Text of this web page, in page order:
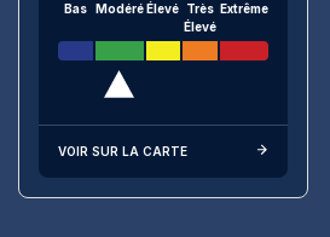
Bas Modéré Élevé Très
Élevé
Extrême
VOIR SUR LA CARTE